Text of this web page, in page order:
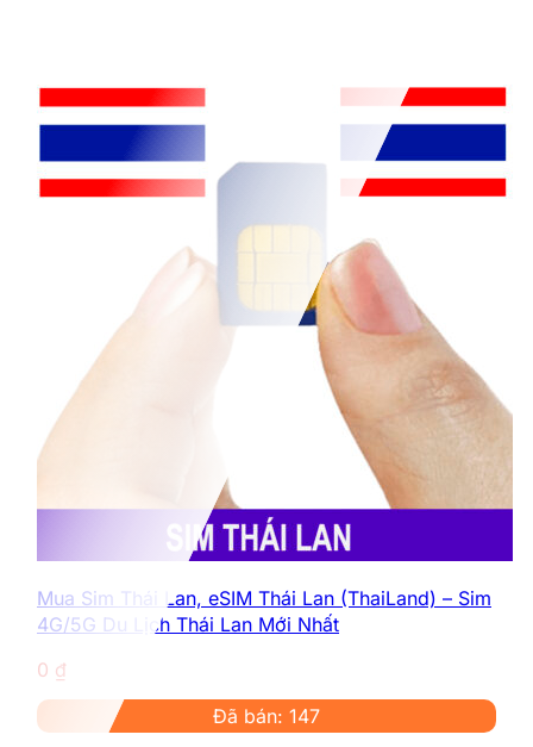
Mua Sim Thái Lan, eSIM Thái Lan (ThaiLand) – Sim
4G/5G Du Lịch Thái Lan Mới Nhất
0 ₫
Đã bán: 147